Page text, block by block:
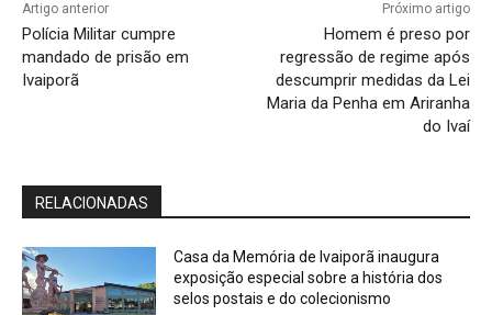
Artigo anterior
Polícia Militar cumpre
mandado de prisão em
Ivaiporã
Próximo artigo
Homem é preso por
regressão de regime após
descumprir medidas da Lei
Maria da Penha em Ariranha
do Ivaí
RELACIONADAS
Casa da Memória de Ivaiporã inaugura
exposição especial sobre a história dos
selos postais e do colecionismo